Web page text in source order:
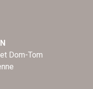
Dom-Tom